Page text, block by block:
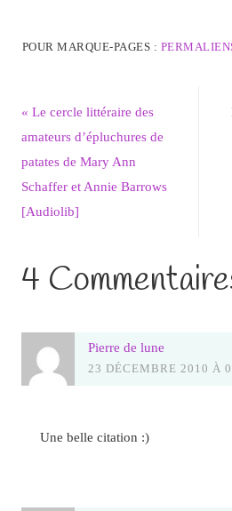
POUR MARQUE-PAGES :
« Le cercle littéraire des
amateurs d’épluchures de
patates de Mary Ann
Schaffer et Annie Barrows
[Audiolib]
4
Pierre de lune
23 DÉCEMBRE 2010 À
Une belle citation :)